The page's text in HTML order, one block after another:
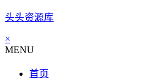
头头资源库
×
MENU
首页